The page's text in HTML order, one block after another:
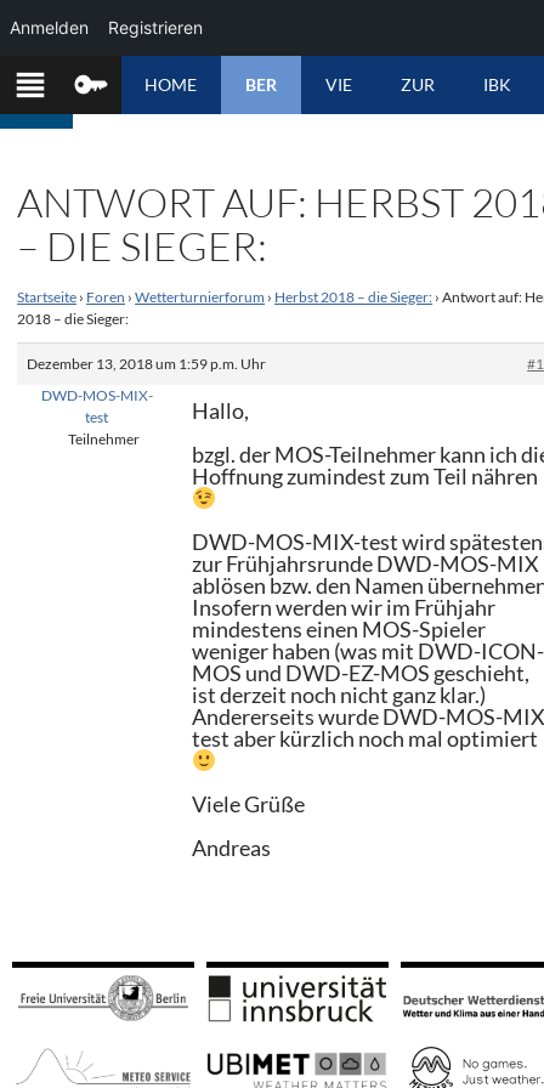
ZUM
INHALT
SPRINGEN
HOME BER VIE ZUR IBK
ANTWORT AUF: HERBST
– DIE SIEGER:
Startseite › Foren › Wetterturnierforum › Herbst 2018 – die Sieger: › Antwort auf:
2018 – die Sieger:
Dezember 13, 2018 um 1:59 p.m. Uhr
DWD-MOS-MIX-
test
Teilnehmer
Hallo,
bzgl. der MOS-Teilnehmer kann ich
Hoffnung zumindest zum Teil nähren
DWD-MOS-MIX-test wird
zur Frühjahrsrunde DWD-MOS-MIX
ablösen bzw. den Namen
Insofern werden wir im Frühjahr
mindestens einen MOS-Spieler
weniger haben (was mit DWD-ICON-
MOS und DWD-EZ-MOS geschieht,
ist derzeit noch nicht ganz klar.)
Andererseits wurde DWD-MOS-
test aber kürzlich noch mal optimiert
Viele Grüße
Andreas
Anmelden Registrieren